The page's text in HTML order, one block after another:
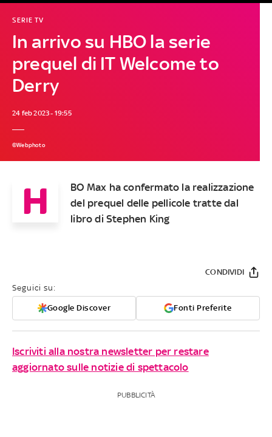
In arrivo su HBO la serie
prequel di IT Welcome to
Derry
SERIE TV
24 feb 2023 - 19:55
©Webphoto
H
BO Max ha confermato la realizzazione
del prequel delle pellicole tratte dal
libro di Stephen King
Seguici su:
Google Discover Fonti Preferite
CONDIVIDI
Iscriviti alla nostra newsletter per restare
aggiornato sulle notizie di spettacolo
PUBBLICITÀ